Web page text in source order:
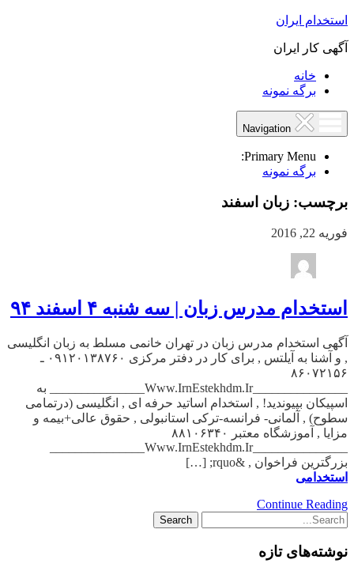
استخدام ایران
آگهی کار ایران
خانه
برگه نمونه
Primary Menu:
برگه نمونه
برچسب: زبان اسفند
فوریه 22, 2016
استخدام مدرس زبان | سه شنبه ۴ اسفند ۹۴
آگهی استخدام مدرس زبان در تهران خانمی مسلط به زبان انگلیسی
, و آشنا به آیلتس , برای کار در دفتر مرکزی ۰۹۱۲۰۱۳۸۷۶۰ ـ
۸۶۰۷۲۱۵۶
_______________Www.IrnEstekhdm.Ir_______________ به
اسپیکان بپیوندید! , استخدام اساتید حرفه ای , انگلیسی (درتمامی
سطوح) , آلمانی- فرانسه-ترکی استانبولی , حقوق عالی+بیمه و
مزایا , آموزشگاه معتبر ۸۸۱۰۶۳۴۰
بزرگترین فراخوان , &rquo; […]
استخدامی
Continue Reading
نوشته‌های تازه